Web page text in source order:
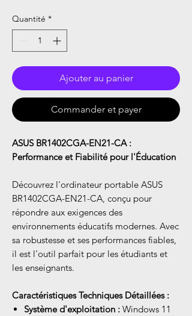
Quantité *
Ajouter au panier
Commander et payer
ASUS BR1402CGA-EN21-CA :
Performance et Fiabilité pour l'Éducation
Découvrez l'ordinateur portable ASUS
BR1402CGA-EN21-CA, conçu pour
répondre aux exigences des
environnements éducatifs modernes. Avec
sa robustesse et ses performances fiables,
il est l'outil parfait pour les étudiants et
les enseignants.
Caractéristiques Techniques Détaillées :
Système d'exploitation : Windows 11